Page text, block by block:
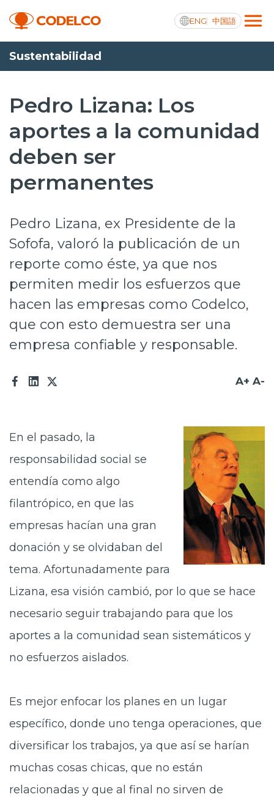
ENG 中国語
Transparencia activa
Nosotros
Operaciones
Proyectos
Innovación
Inversionistas
Prensa
Trabaja en Codelco
Transparencia activa
Sustentabilidad
Pedro Lizana: Los
aportes a la comunidad
deben ser
permanentes
Pedro Lizana, ex Presidente de la
Sofofa, valoró la publicación de un
reporte como éste, ya que nos
permiten medir los esfuerzos que
hacen las empresas como Codelco,
que con esto demuestra ser una
empresa confiable y responsable.
A+ A-
En el pasado, la
responsabilidad social se
entendía como algo
filantrópico, en que las
empresas hacían una gran
donación y se olvidaban del
tema. Afortunadamente para
Lizana, esa visión cambió, por lo que se hace
necesario seguir trabajando para que los
aportes a la comunidad sean sistemáticos y
no esfuerzos aislados.
Es mejor enfocar los planes en un lugar
específico, donde uno tenga operaciones, que
diversificar los trabajos, ya que así se harían
muchas cosas chicas, que no están
relacionadas y que al final no sirven de